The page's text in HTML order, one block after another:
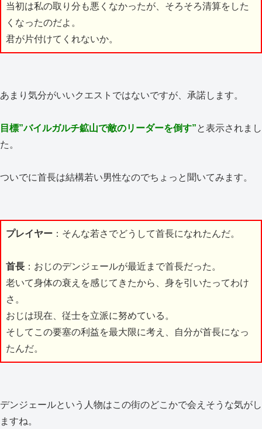
当初は私の取り分も悪くなかったが、そろそろ清算をした
くなったのだよ。
君が片付けてくれないか。
あまり気分がいいクエストではないですが、承諾します。
目標”バイルガルチ鉱山で敵のリーダーを倒す”と表示されまし
た。
ついでに首長は結構若い男性なのでちょっと聞いてみます。
プレイヤー ：そんな若さでどうして首長になれたんだ。
首長 ：おじのデンジェールが最近まで首長だった。
老いて身体の衰えを感じてきたから、身を引いたってわけ
さ。
おじは現在、従士を立派に努めている。
そしてこの要塞の利益を最大限に考え、自分が首長になっ
たんだ。
デンジェールという人物はこの街のどこかで会えそうな気がし
ますね。